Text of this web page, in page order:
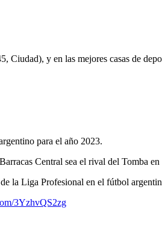
Ciudad), y en las mejores casas de
para el año 2023.
Central sea el rival del Tomba
la Liga Profesional en el fútbol
3YzhvQS2zg